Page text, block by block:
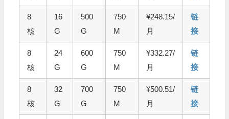
8
核
16
G
500
G
750
M
¥248.15/
月
链
接
8
核
24
G
600
G
750
M
¥332.27/
月
链
接
8
核
32
G
700
G
750
M
¥500.51/
月
链
接